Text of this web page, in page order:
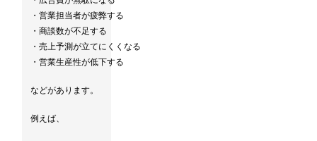
・営業担当者が疲弊する
・商談数が不足する
・売上予測が立てにくくなる
・営業生産性が低下する
などがあります。
例えば、